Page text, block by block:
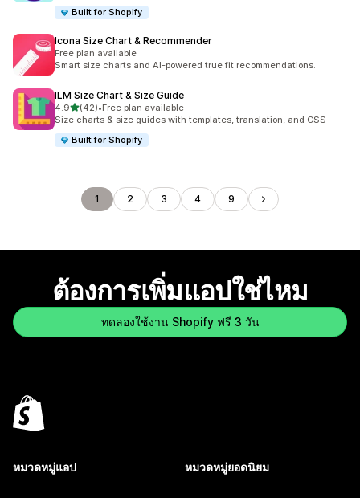
Built for Shopify
Icona Size Chart & Recommender
Free plan available
Smart size charts and AI-powered true fit recommendations.
ILM Size Chart & Size Guide
4.9เต็ม 5 ดาว
(42)
ทั้งหมด 42 รีวิว
•Free plan available
Size charts & size guides with templates, translation, and CSS
Built for Shopify
1 2 3 4 9
ต้องการเพิ่มแอปใช่ไหม
ทดลองใช้งาน Shopify ฟรี 3 วัน
หมวดหมู่แอป หมวดหมู่ยอดนิยม